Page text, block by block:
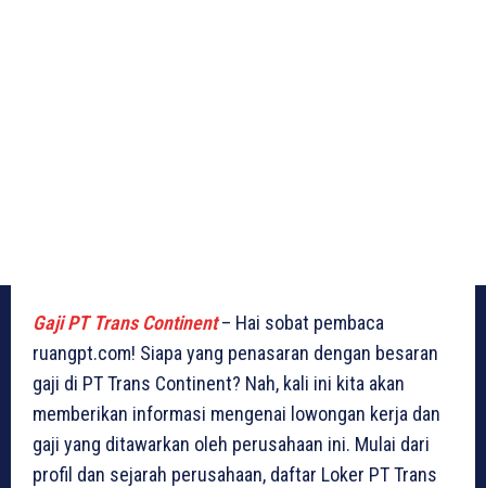
Gaji PT Trans Continent– Hai sobat pembaca
ruangpt.com! Siapa yang penasaran dengan besaran
gaji di PT Trans Continent? Nah, kali ini kita akan
memberikan informasi mengenai lowongan kerja dan
gaji yang ditawarkan oleh perusahaan ini. Mulai dari
profil dan sejarah perusahaan, daftar Loker PT Trans